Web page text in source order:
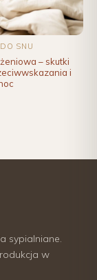
SNU
– skutki
i
sypialniane.
w